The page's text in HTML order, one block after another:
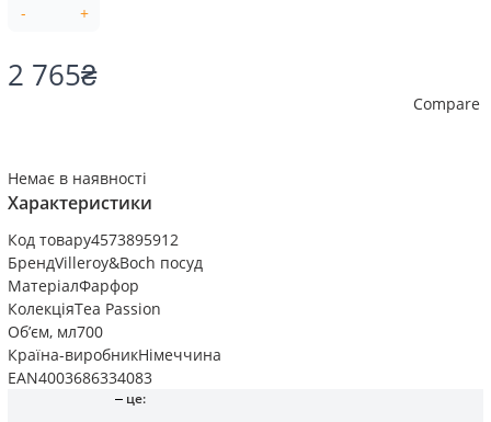
-
+
2 765₴
Compare
Немає в наявності
Характеристики
Код товару4573895912
БрендVilleroy&Boch посуд
МатеріалФарфор
КолекціяTea Passion
Об’єм, мл700
Країна-виробникНімеччина
EAN4003686334083
це: